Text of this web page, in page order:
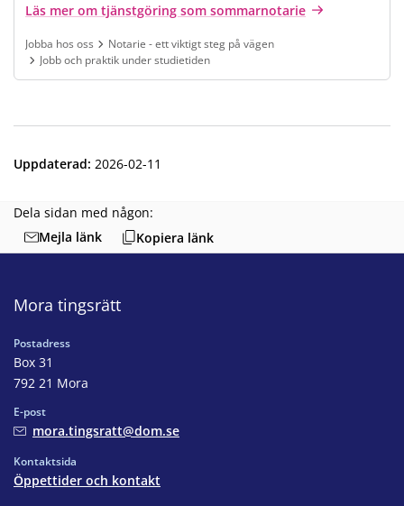
Läs mer om tjänstgöring som sommarnotarie
Jobba hos oss
Notarie - ett viktigt steg på vägen
Jobb och praktik under studietiden
Finns under:Jobba hos oss, Notarie - ett viktigt steg på vägen, Jobb och
Uppdaterad: 2026-02-11
Dela sidan med någon:
Mejla länk
Kopiera länk
Mora tingsrätt
Postadress
Box 31
792 21 Mora
E-post
mora.tingsratt@dom.se
Kontaktsida
Öppettider och kontakt